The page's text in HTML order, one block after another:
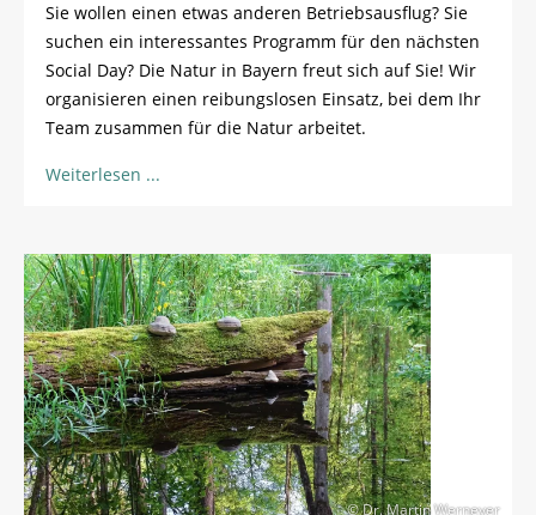
Sie wollen einen etwas anderen Betriebsausflug? Sie
suchen ein interessantes Programm für den nächsten
Social Day? Die Natur in Bayern freut sich auf Sie! Wir
organisieren einen reibungslosen Einsatz, bei dem Ihr
Team zusammen für die Natur arbeitet.
Weiterlesen
© Dr. Martin Werneyer